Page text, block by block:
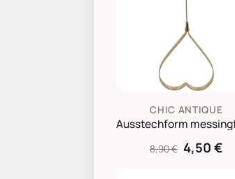
CHIC ANTIQUE
8,90 € 4,50 €